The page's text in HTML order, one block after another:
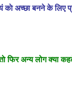
अच्छा बनने के लिए
फिर अन्य लोग क्या